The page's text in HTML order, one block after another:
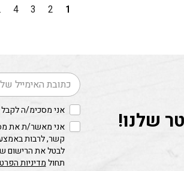
1
2
3
4
שלנו!
דוא׳׳ל
אני מסכימ/ה לקבל
אני מאשר/ת את
קשר, לרבות
לבטל את הרישום
תחולמדיניות